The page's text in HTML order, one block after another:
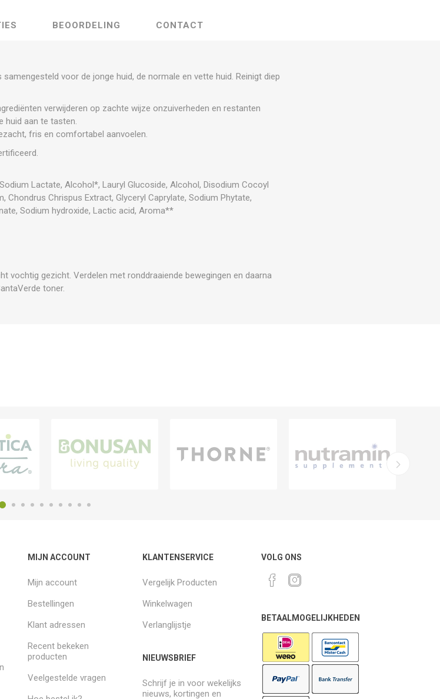
BEOORDELING CONTACT
voor de jonge huid, de normale en vette huid. Reinigt diep
verwijderen op zachte wijze onzuiverheden en restanten
huid aan te tasten.
fris en comfortabel aanvoelen.
Lactate, Alcohol*, Lauryl Glucoside, Alcohol, Disodium Cocoyl
Chondrus Chrispus Extract, Glyceryl Caprylate, Sodium Phytate,
Sodium hydroxide, Lactic acid, Aroma**
vochtig gezicht. Verdelen met ronddraaiende bewegingen en daarna
toner.
MIJN ACCOUNT
Mijn account
Bestellingen
Klant adressen
Recent bekeken
producten
Veelgestelde vragen
KLANTENSERVICE
Vergelijk Producten
Winkelwagen
Verlanglijstje
NIEUWSBRIEF
Schrijf je in voor wekelijks
nieuws, kortingen en
VOLG ONS
BETAALMOGELIJKHEDEN